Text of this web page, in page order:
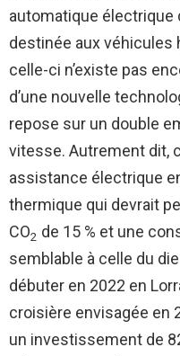
automatique électrique
destinée aux véhicules
celle-ci n’existe pas
d’une nouvelle
repose sur un double
vitesse. Autrement dit,
assistance électrique
thermique qui devrait
CO2 de 15 % et une
semblable à celle du
débuter en 2022 en
croisière envisagée en
un investissement de